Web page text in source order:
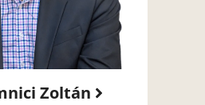
Zoltán